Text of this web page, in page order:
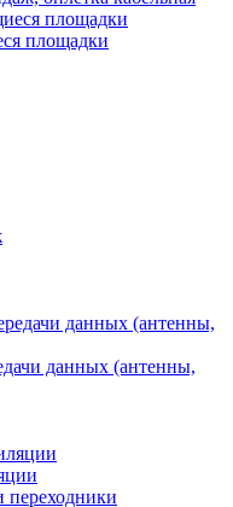
площадки
данных (антенны,